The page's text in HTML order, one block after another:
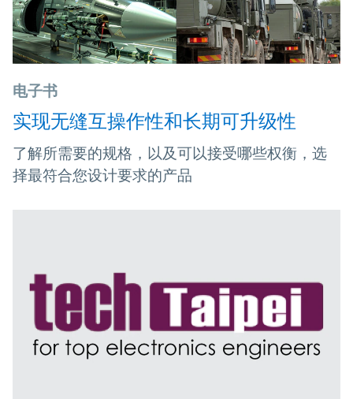
电子书
实现无缝互操作性和长期可升级性
了解所需要的规格，以及可以接受哪些权衡，选
择最符合您设计要求的产品